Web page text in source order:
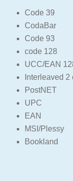
Code 39
CodaBar
Code 93
code 128
UCC/EAN
Interleaved 2
PostNET
UPC
EAN
MSI/Plessy
Bookland